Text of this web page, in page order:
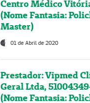
Centro Médico
(Nome Fantasia:
Master)
01 de Abril de 2020
Prestador: Vipmed
Geral Ltda,
(Nome Fantasia: